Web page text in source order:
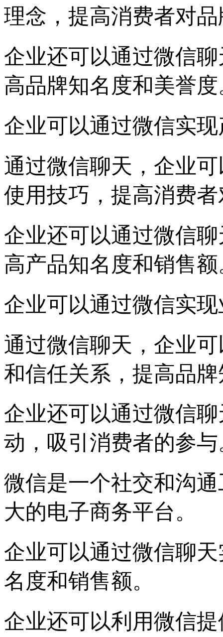
理念，提高消费者对
企业还可以通过微信
高品牌知名度和美誉度
企业可以通过微信实
通过微信聊天，企业
使用技巧，提高消费
企业还可以通过微信
高产品知名度和销售额
企业可以通过微信实
通过微信聊天，企业
和信任关系，提高品
企业还可以通过微信
动，吸引消费者的参与
微信是一个社交和沟
大的电子商务平台。
企业可以通过微信聊
名度和销售额。
企业还可以利用微信